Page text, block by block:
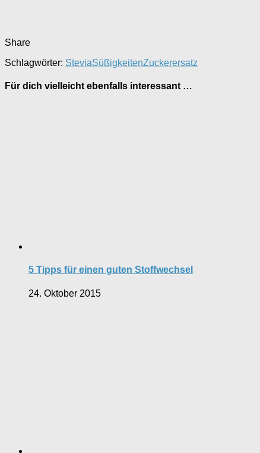
Share
Schlagwörter: SteviaSüßigkeitenZuckerersatz
Für dich vielleicht ebenfalls interessant …
5 Tipps für einen guten Stoffwechsel
24. Oktober 2015